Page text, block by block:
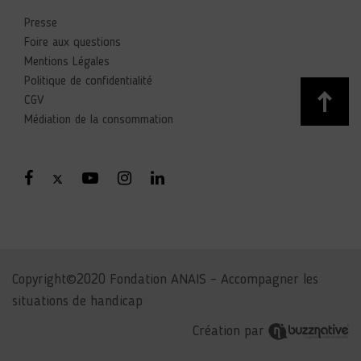
Presse
Foire aux questions
Mentions Légales
Politique de confidentialité
CGV
Médiation de la consommation
Copyright©2020 Fondation ANAIS – Accompagner les
situations de handicap
Création par